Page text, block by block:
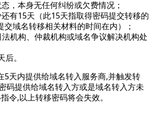
，本身无任何纠纷或欠费情况；
有15天（此15天指取得密码提交转移的
交域名转移相关材料的时间在内）；
机构、仲裁机构或域名争议解决机构处
后。
5天内提供给域名转入服务商,并触发转
码提供给域名转入方或是域名转入方未
令,以上转移密码将会失效。